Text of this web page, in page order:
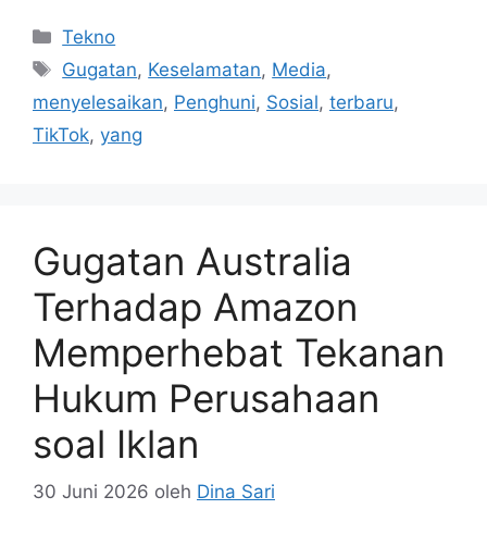
Kategori
Tekno
Tag
Gugatan, Keselamatan, Media,
menyelesaikan, Penghuni, Sosial, terbaru,
TikTok, yang
Gugatan Australia
Terhadap Amazon
Memperhebat Tekanan
Hukum Perusahaan
soal Iklan
30 Juni 2026 oleh Dina Sari